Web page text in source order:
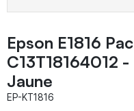
Epson E1816
C13T18164012
Jaune
EP-KT1816